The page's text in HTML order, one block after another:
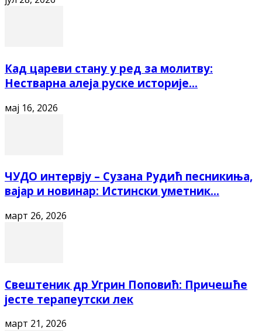
Кад цареви стану у ред за молитву:
Нестварна алеја руске историје...
мај 16, 2026
ЧУДО интервју – Сузана Рудић песникиња,
вајар и новинар: Истински уметник...
март 26, 2026
Свештеник др Угрин Поповић: Причешће
јесте терапеутски лек
март 21, 2026